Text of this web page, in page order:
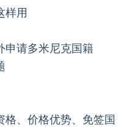
样用
申请多米尼克国籍
、价格优势、免签国